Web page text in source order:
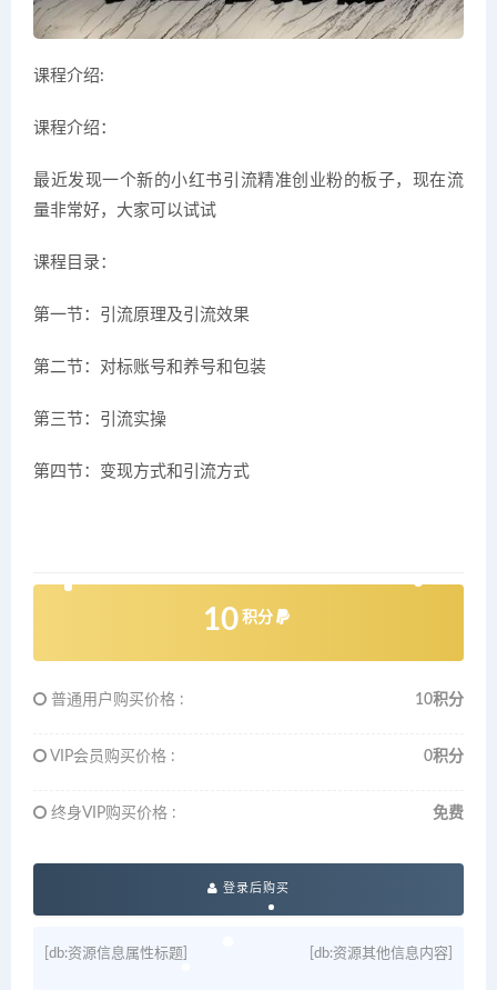
课程介绍:
课程介绍：
最近发现一个新的小红书引流精准创业粉的板子，现在流
量非常好，大家可以试试
课程目录：
第一节：引流原理及引流效果
第二节：对标账号和养号和包装
第三节：引流实操
第四节：变现方式和引流方式
10 积分
普通用户购买价格 : 10积分
VIP会员购买价格 : 0积分
终身VIP购买价格 : 免费
登录后购买
[db:资源信息属性标题] [db:资源其他信息内容]